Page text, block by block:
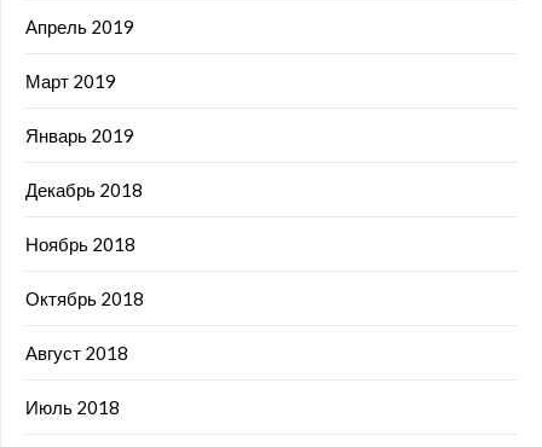
Апрель 2019
Март 2019
Январь 2019
Декабрь 2018
Ноябрь 2018
Октябрь 2018
Август 2018
Июль 2018